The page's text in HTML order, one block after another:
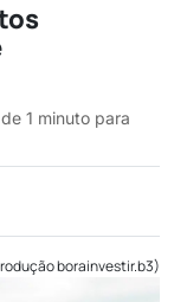
1 minuto para
borainvestir.b3)